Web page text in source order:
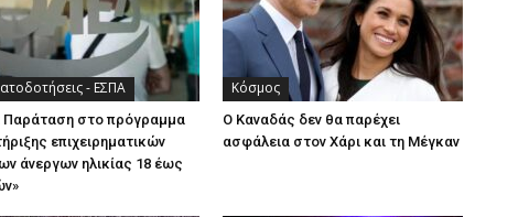
- ΕΣΠΑ
Παράταση στο πρόγραμμα
επιχειρηματικών
άνεργων ηλικίας 18 έως
Κόσμος
Ο Καναδάς δεν θα παρέχει
ασφάλεια στον Χάρι και τη Μέγκαν